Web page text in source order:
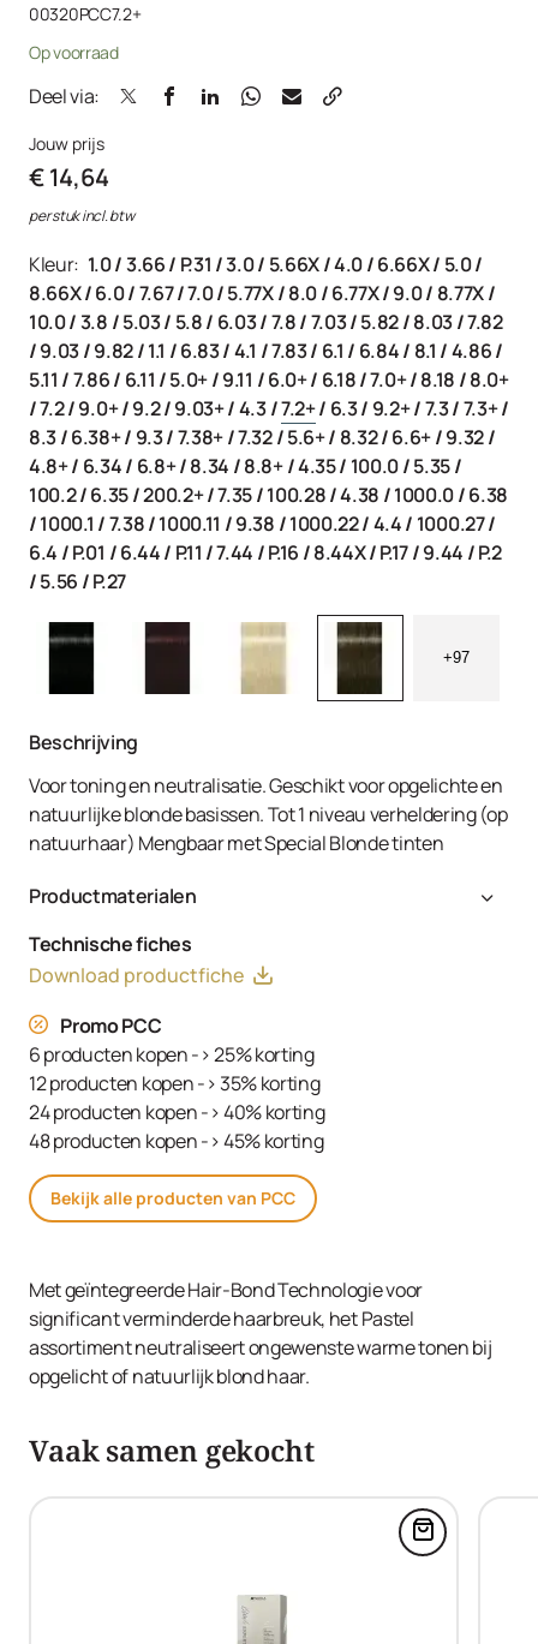
00320PCC7.2+
Op voorraad
Deel via:
Jouw prijs
€ 14,64
per stuk incl. btw
Kleur: 1.0/3.66/ P.31 /3.0/ 5.66X/4.0/6.66X/ 5.0/
8.66X/6.0/7.67/7.0/5.77X/8.0/6.77X/9.0/ 8.77X/
10.0/3.8 /5.03/ 5.8/ 6.03/7.8/7.03/5.82/8.03/7.82
/9.03/9.82/1.1 /6.83/4.1 /7.83/ 6.1 / 6.84/ 8.1 /4.86/
5.11 /7.86/ 6.11 /5.0+/9.11 /6.0+/ 6.18/7.0+/8.18 /8.0+
/7.2/9.0+/9.2/9.03+/4.3/7.2+/ 6.3/ 9.2+/7.3/7.3+/
8.3/6.38+/ 9.3/7.38+/7.32/5.6+/ 8.32/6.6+/9.32/
4.8+/ 6.34/ 6.8+/8.34 /8.8+/4.35/ 100.0/5.35/
100.2/6.35/200.2+/7.35/100.28/4.38 /1000.0/6.38
/1000.1 /7.38/1000.11 /9.38 /1000.22/4.4/ 1000.27/
6.4 /P.01 /6.44/ P.11 /7.44 /P.16 /8.44X/P.17/9.44 /P.2
/5.56 /P.27
+97
Beschrijving
Voor toning en neutralisatie. Geschikt voor opgelichte en
natuurlijke blonde basissen. Tot 1 niveau verheldering (op
natuurhaar) Mengbaar met Special Blonde tinten
Productmaterialen
SE, Ammonium Hydroxide, Toluene-2,5-Diamine Sulfate,
Decyl Oleate, Sodium Cetearyl Sulfate, Resorcinol,
Tetrasodium EDTA, Parfum (Fragrance), Ethanolamine,
m-Aminophenol, Glycerin, 1,3-Bis-(2,4-Diaminophenoxy)
Propane HCl, Serine, PEG-12 Dimethicone, Ascorbic Acid,
Sodium Hydrosulfite, Carbomer, Sodium Sulfate,
Polyquaternium-2, Sodium Chloride, Linoleamidopropyl
PG-Dimonium Chloride Phosphate, Propylene Glycol
Technische fiches
Download productfiche
Promo PCC
6 producten kopen -> 25% korting
12 producten kopen -> 35% korting
24 producten kopen -> 40% korting
48 producten kopen -> 45% korting
Bekijk alle producten van PCC
Met geïntegreerde Hair-Bond Technologie voor
significant verminderde haarbreuk, het Pastel
assortiment neutraliseert ongewenste warme tonen bij
opgelicht of natuurlijk blond haar.
Vaak samen gekocht
Voeg